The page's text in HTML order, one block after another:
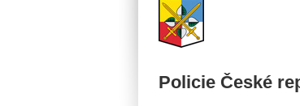
Policie České